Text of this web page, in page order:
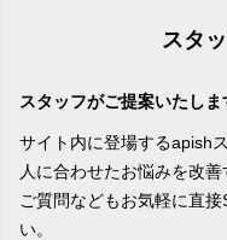
スタ
スタッフがご提案いたしま
サイト内に登場するapish
人に合わせたお悩みを改
ご質問などもお気軽に直
い。